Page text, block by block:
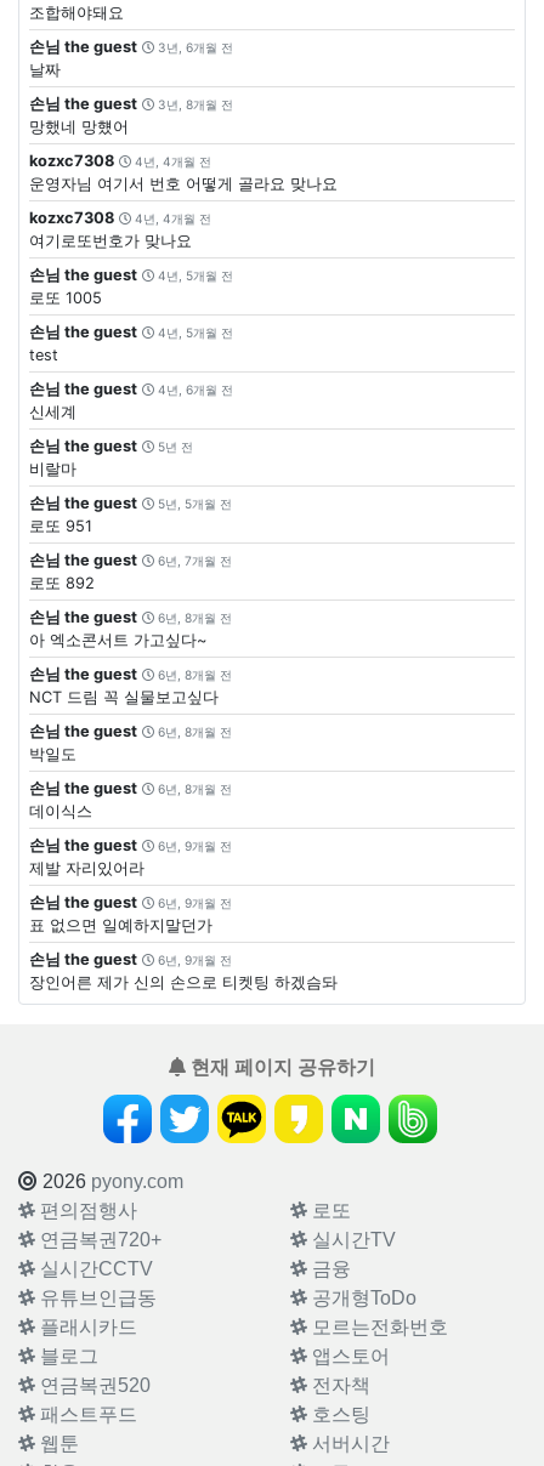
조합해야돼요
손님 the guest
3년, 6개월 전
날짜
손님 the guest
3년, 8개월 전
망했네 망헀어
kozxc7308
4년, 4개월 전
운영자님 여기서 번호 어떻게 골라요 맞나요
kozxc7308
4년, 4개월 전
여기로또번호가 맞나요
손님 the guest
4년, 5개월 전
로또 1005
손님 the guest
4년, 5개월 전
test
손님 the guest
4년, 6개월 전
신세계
손님 the guest
5년 전
비랄마
손님 the guest
5년, 5개월 전
로또 951
손님 the guest
6년, 7개월 전
로또 892
손님 the guest
6년, 8개월 전
아 엑소콘서트 가고싶다~
손님 the guest
6년, 8개월 전
NCT 드림 꼭 실물보고싶다
손님 the guest
6년, 8개월 전
박일도
손님 the guest
6년, 8개월 전
데이식스
손님 the guest
6년, 9개월 전
제발 자리있어라
손님 the guest
6년, 9개월 전
표 없으면 일예하지말던가
손님 the guest
6년, 9개월 전
장인어른 제가 신의 손으로 티켓팅 하겠슴돠
현재 페이지 공유하기
2026 pyony.com
편의점행사
로또
연금복권720+
실시간TV
실시간CCTV
금융
유튜브인급동
공개형ToDo
플래시카드
모르는전화번호
블로그
앱스토어
연금복권520
전자책
패스트푸드
호스팅
웹툰
서버시간